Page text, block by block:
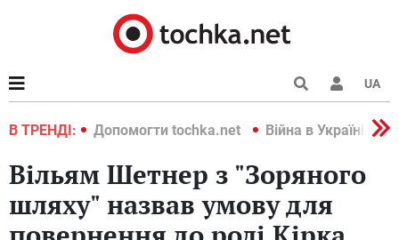
UA
В ТРЕНДІ:
2022 Допомогти tochka.net Війна в Україні 2022
Вільям Шетнер з "Зоряного
шляху" назвав умову для